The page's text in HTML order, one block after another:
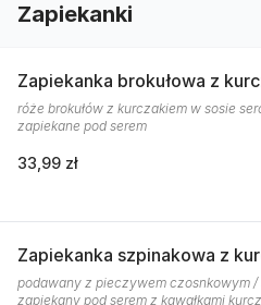
Zapiekanki
Zapiekanka brokułowa z
róże brokułów z kurczakiem w sosie
zapiekane pod serem
33,99 zł
Zapiekanka szpinakowa z
podawany z pieczywem czosnkowym /
zapiekany pod serem z kawałkami